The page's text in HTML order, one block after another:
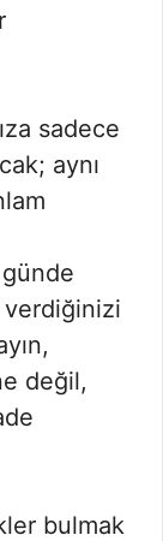
sadece
aynı
değil,
bulmak